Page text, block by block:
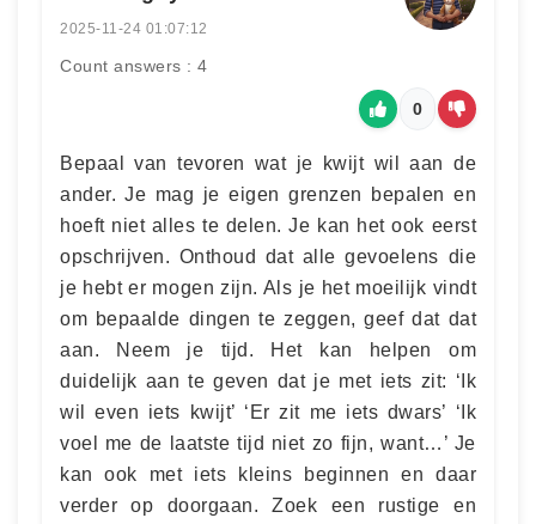
2025-11-24 01:07:12
Count answers : 4
0
Bepaal van tevoren wat je kwijt wil aan de
ander. Je mag je eigen grenzen bepalen en
hoeft niet alles te delen. Je kan het ook eerst
opschrijven. Onthoud dat alle gevoelens die
je hebt er mogen zijn. Als je het moeilijk vindt
om bepaalde dingen te zeggen, geef dat dat
aan. Neem je tijd. Het kan helpen om
duidelijk aan te geven dat je met iets zit: ‘Ik
wil even iets kwijt’ ‘Er zit me iets dwars’ ‘Ik
voel me de laatste tijd niet zo fijn, want…’ Je
kan ook met iets kleins beginnen en daar
verder op doorgaan. Zoek een rustige en